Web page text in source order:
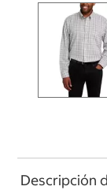
Descripción